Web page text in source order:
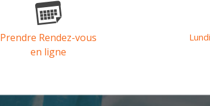
Prendre Rendez-vous
en ligne